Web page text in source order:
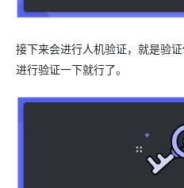
接下来会进行人机验证，就是验
进行验证一下就行了。